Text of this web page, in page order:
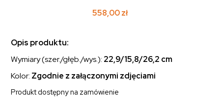
558,00zł
Opis produktu:
Wymiary (szer./głęb./wys.): 22,9/15,8/26,2 cm
Kolor: Zgodnie z załączonymi zdjęciami
Produkt dostępny na zamówienie